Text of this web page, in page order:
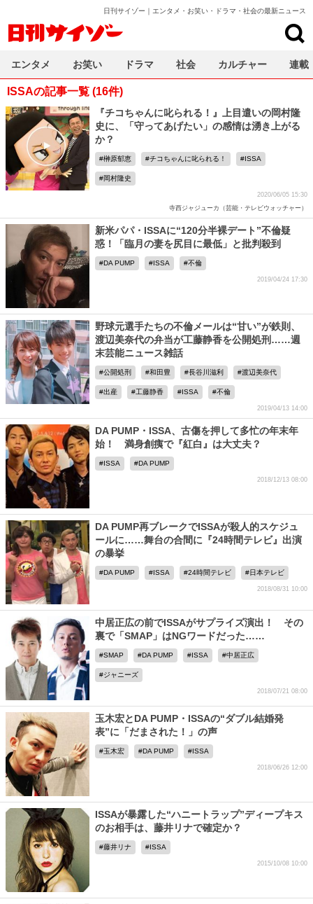
日刊サイゾー｜エンタメ・お笑い・ドラマ・社会の最新ニュース
ISSAの記事一覧 (16件)
『チコちゃんに叱られる！』上目遣いの岡村隆
史に、「守ってあげたい」の感情は湧き上がる
か？
榊原郁恵 チコちゃんに叱られる！ ISSA
岡村隆史
2020/06/05 15:30
寺西ジャジューカ（芸能・テレビウォッチャー）
新米パパ・ISSAに“120分半裸デート”不倫疑
惑！「臨月の妻を尻目に最低」と批判殺到
DA PUMP ISSA 不倫
2019/04/24 17:30
野球元選手たちの不倫メールは“甘い”が鉄則、
渡辺美奈代の弁当が工藤静香を公開処刑……週
末芸能ニュース雑話
公開処刑 和田豊 長谷川滋利 渡辺美奈代
出産 工藤静香 ISSA 不倫
2019/04/13 14:00
DA PUMP・ISSA、古傷を押して多忙の年末年
始！ 満身創痍で『紅白』は大丈夫？
ISSA DA PUMP
2018/12/13 08:00
DA PUMP再ブレークでISSAが殺人的スケジュ
ールに……舞台の合間に『24時間テレビ』出演
の暴挙
DA PUMP ISSA 24時間テレビ 日本テレビ
2018/08/31 10:00
中居正広の前でISSAがサプライズ演出！ その
裏で「SMAP」はNGワードだった……
SMAP DA PUMP ISSA 中居正広
ジャニーズ
2018/07/21 08:00
玉木宏とDA PUMP・ISSAの“ダブル結婚発
表”に「だまされた！」の声
玉木宏 DA PUMP ISSA
2018/06/26 12:00
ISSAが暴露した“ハニートラップ”ディープキス
のお相手は、藤井リナで確定か？
藤井リナ ISSA
2015/10/08 10:00
エンタメ お笑い ドラマ 社会 カルチャー 連載